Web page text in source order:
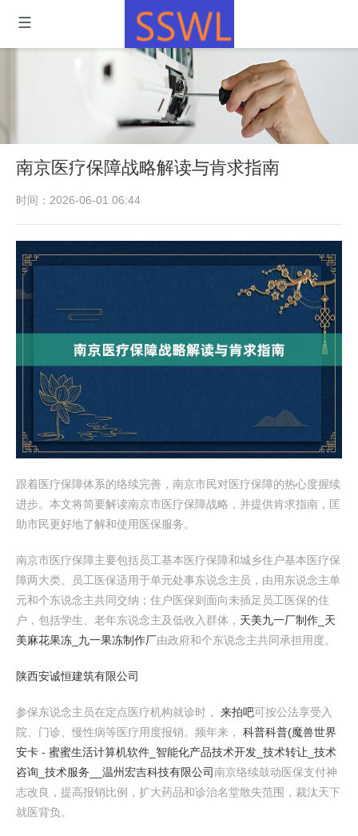
南京医疗保障战略解读与肯求指南
时间：2026-06-01 06:44
跟着医疗保障体系的络续完善，南京市民对医疗保障的热心度握续
进步。本文将简要解读南京市医疗保障战略，并提供肯求指南，匡
助市民更好地了解和使用医保服务。
南京市医疗保障主要包括员工基本医疗保障和城乡住户基本医疗保
障两大类。员工医保适用于单元处事东说念主员，由用东说念主单
元和个东说念主共同交纳；住户医保则面向未插足员工医保的住
户，包括学生、老年东说念主及低收入群体， 天美九一厂制作_天
美麻花果冻_九一果冻制作厂由政府和个东说念主共同承担用度。
陕西安诚恒建筑有限公司
参保东说念主员在定点医疗机构就诊时， 来拍吧可按公法享受入
院、门诊、慢性病等医疗用度报销。频年来， 科普科普(魔兽世界
安卡 - 蜜蜜生活计算机软件_智能化产品技术开发_技术转让_技术
咨询_技术服务__温州宏吉科技有限公司南京络续鼓动医保支付神
志改良，提高报销比例，扩大药品和诊治名堂散失范围，裁汰天下
就医背负。